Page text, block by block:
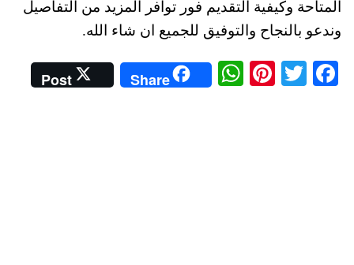
المتاحة وكيفية التقديم فور توافر المزيد من التفاصيل
وندعو بالنجاح والتوفيق للجميع ان شاء الله.
Fa
T
Pi
W
ha
Share
Post